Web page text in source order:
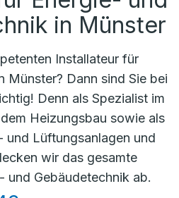
in Münster
Installateur für
Münster? Dann sind Sie bei
Denn als Spezialist im
Heizungsbau sowie als
und Lüftungsanlagen und
wir das gesamte
und Gebäudetechnik ab.